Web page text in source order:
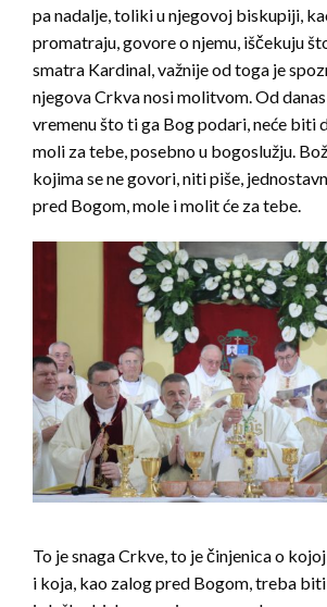
pa nadalje, toliki u njegovoj biskupiji,
promatraju, govore o njemu, iščekuju
smatra Kardinal, važnije od toga je
njegova Crkva nosi molitvom. Od danas
vremenu što ti ga Bog podari, neće biti
moli za tebe, posebno u bogoslužju.
kojima se ne govori, niti piše,
pred Bogom, mole i molit će za tebe.
To je snaga Crkve, to je činjenica o
i koja, kao zalog pred Bogom, treba